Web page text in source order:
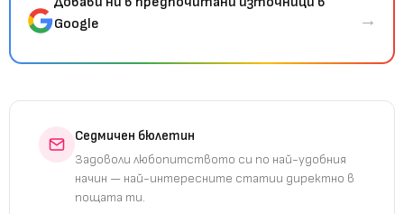
Google
→
Седмичен бюлетин
Задоволи любопитството си по най-удобния
начин — най-интересните статии директно в
пощата ти.